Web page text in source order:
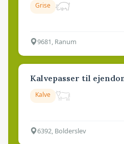
Grise
9681, Ranum
Kalvepasser til
Kalve
6392, Bolderslev